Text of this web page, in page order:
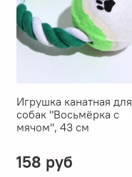
Игрушка канатная для
собак "Восьмёрка с
мячом", 43 см
158 руб